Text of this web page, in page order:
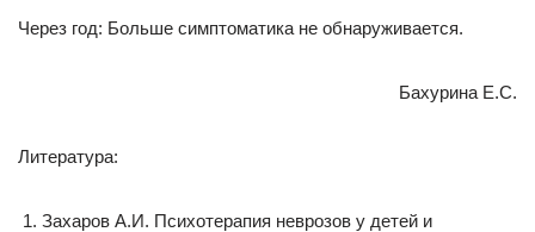
Через год: Больше симптоматика не обнаруживается.
Бахурина Е.С.
Литература:
Захаров А.И. Психотерапия неврозов у детей и